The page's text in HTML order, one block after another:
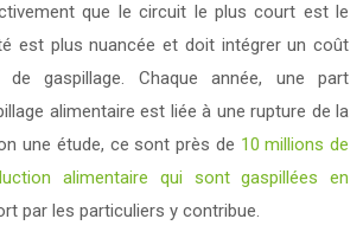
que le circuit le plus court est le
est plus nuancée et doit intégrer un coût
gaspillage. Chaque année, une part
alimentaire est liée à une rupture de la
une étude, ce sont près de 10 millions de
alimentaire qui sont gaspillées en
par les particuliers y contribue.